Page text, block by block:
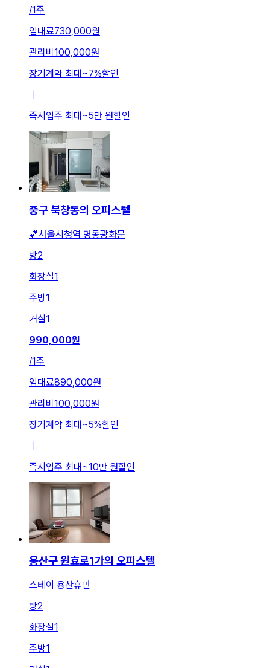
/1주
임대료730,000원
관리비 100,000원
장기계약 최대~7%할인
ㅣ
즉시입주 최대~5만 원할인
중구 북창동의 오피스텔
💕서울시청역 명동광화문
방2
화장실1
주방1
거실1
990,000원
/1주
임대료890,000원
관리비 100,000원
장기계약 최대~5%할인
ㅣ
즉시입주 최대~10만 원할인
용산구 원효로1가의 오피스텔
스테이 용산휴먼
방2
화장실1
주방1